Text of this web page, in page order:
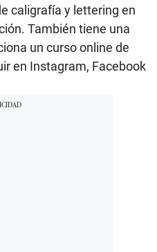
caligrafía y lettering en
También tiene una
un curso online de
en Instagram, Facebook